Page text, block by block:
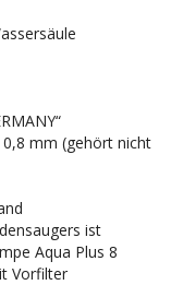
0,8 mm (gehört nicht
ist
Aqua Plus 8
Vorfilter